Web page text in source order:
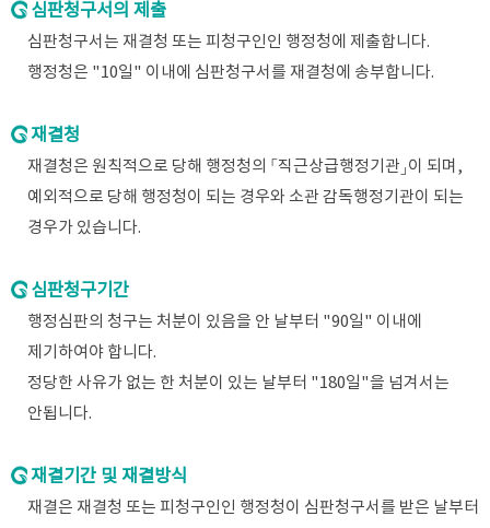
심판청구서의 제출
심판청구서는 재결청 또는 피청구인인 행정청에 제출합니다.
행정청은 "10일" 이내에 심판청구서를 재결청에 송부합니다.
재결청
재결청은 원칙적으로 당해 행정청의 「직근상급행정기관」이 되며,
예외적으로 당해 행정청이 되는 경우와 소관 감독행정기관이 되는
경우가 있습니다.
심판청구기간
행정심판의 청구는 처분이 있음을 안 날부터 "90일" 이내에
제기하여야 합니다.
정당한 사유가 없는 한 처분이 있는 날부터 "180일"을 넘겨서는
안됩니다.
재결기간 및 재결방식
재결은 재결청 또는 피청구인인 행정청이 심판청구서를 받은 날부터